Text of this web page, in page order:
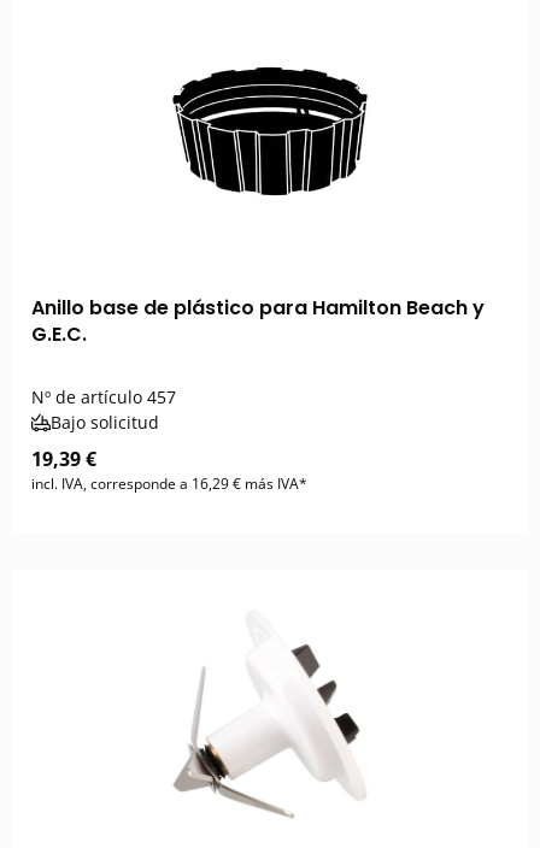
Anillo base de plástico para Hamilton Beach y
G.E.C.
Nº de artículo 457
Bajo solicitud
19,39 €
incl. IVA, corresponde a 16,29 € más IVA*